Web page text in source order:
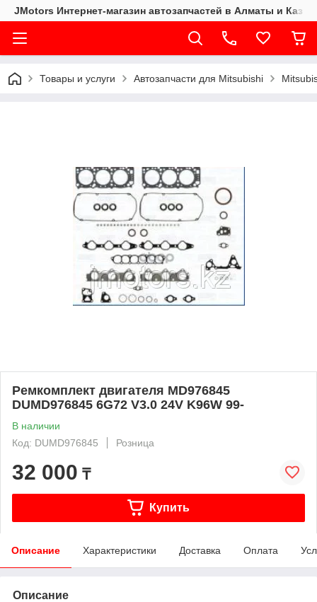
JMotors Интернет-магазин автозапчастей в Алматы и
Товары и услуги Автозапчасти для Mitsubishi
Ремкомплект двигателя MD976845
DUMD976845 6G72 V3.0 24V K96W 99-
В наличии
Код: DUMD976845
Розница
32 000 ₸
Купить
Описание Характеристики Доставка Оплата
Описание